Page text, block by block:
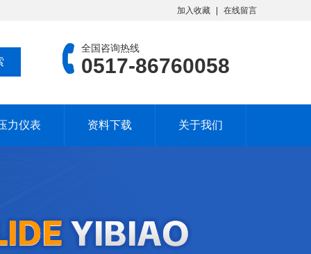
加入收藏 在线留言
全国咨询热线
0517-86760058
力仪表 资料下载 关于我们